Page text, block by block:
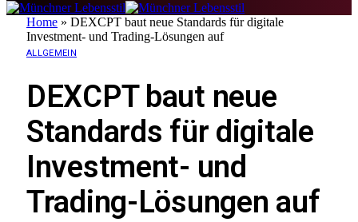
Home » DEXCPT baut neue Standards für digitale
Investment- und Trading-Lösungen auf
ALLGEMEIN
DEXCPT baut neue
Standards für digitale
Investment- und
Trading-Lösungen auf